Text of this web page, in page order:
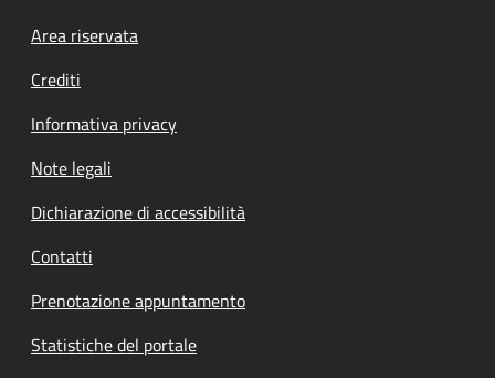
Footer menu
Area riservata
Crediti
Informativa privacy
Note legali
Dichiarazione di accessibilità
Contatti
Prenotazione appuntamento
Statistiche del portale